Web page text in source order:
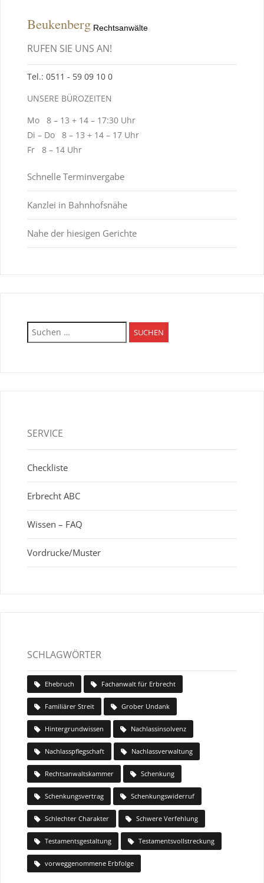
Beukenberg Rechtsanwälte
RUFEN SIE UNS AN!
Tel.: 0511 ‑ 59 09 10 0
UNSERE BÜROZEITEN
Mo 8 – 13 + 14 – 17:30 Uhr
Di – Do 8 – 13 + 14 – 17 Uhr
Fr 8 – 14 Uhr
Schnelle Terminvergabe
Kanzlei in Bahnhofsnähe
Nahe der hiesigen Gerichte
Suchen
nach:
SERVICE
Checkliste
Erbrecht ABC
Wissen – FAQ
Vordrucke/Muster
SCHLAGWÖRTER
Ehebruch Fachanwalt für Erbrecht
Familiärer Streit Grober Undank
Hintergrundwissen Nachlassinsolvenz
Nachlasspflegschaft Nachlassverwaltung
Rechtsanwaltskammer Schenkung
Schenkungsvertrag Schenkungswiderruf
Schlechter Charakter Schwere Verfehlung
Testamentsgestaltung Testamentsvollstreckung
vorweggenommene Erbfolge